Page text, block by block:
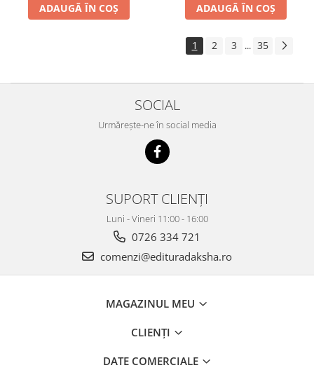
ADAUGĂ ÎN COȘ ADAUGĂ ÎN COȘ
1 2 3 ... 35
SOCIAL
Urmărește-ne în social media
SUPORT CLIENȚI
Luni - Vineri 11:00 - 16:00
0726 334 721
comenzi@edituradaksha.ro
MAGAZINUL MEU
CLIENȚI
DATE COMERCIALE